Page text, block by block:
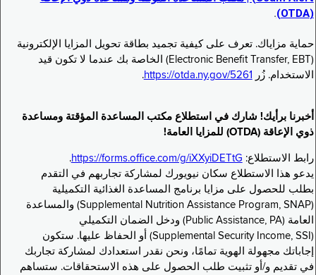
(OTDA)
.
حماية مزاياك. تعرف على كيفية تجميد بطاقة تحويل المزايا الإلكترونية
(Electronic Benefit Transfer, EBT) الخاصة بك عندما لا تكون قيد
الاستخدام. زُر
https://otda.ny.gov/5261
.
أخبرنا برأيك! شارك في استطلاع مكتب المساعدة المؤقتة ومساعدة
ذوي الإعاقة (OTDA) للمزايا العامة!
رابط الاستطلاع: https://forms.office.com/g/iXXyiDETtG
.
يدعو هذا الاستطلاع سكان نيويورك لمشاركة تجاربهم في التقدم
بطلب للحصول على مزايا برنامج المساعدة الغذائية التكميلية
(Supplemental Nutrition Assistance Program, SNAP) والمساعدة
العامة (Public Assistance, PA) ودخل الضمان التكميلي
(Supplemental Security Income, SSI) أو الحفاظ عليها. ستكون
إجاباتك مجهولة الهوية تمامًا، ونحن نقدر استعدادك لمشاركة تجاربك
في تقديم و/أو تثبيت طلب الحصول على هذه الاستحقاقات. ستساهم